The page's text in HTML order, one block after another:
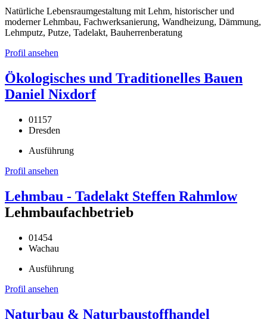
Natürliche Lebensraumgestaltung mit Lehm, historischer und
moderner Lehmbau, Fachwerksanierung, Wandheizung, Dämmung,
Lehmputz, Putze, Tadelakt, Bauherrenberatung
Profil ansehen
Ökologisches und Traditionelles Bauen
Daniel Nixdorf
01157
Dresden
Ausführung
Profil ansehen
Lehmbau - Tadelakt Steffen Rahmlow
Lehmbaufachbetrieb
01454
Wachau
Ausführung
Profil ansehen
Naturbau & Naturbaustoffhandel